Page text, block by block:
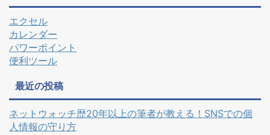
エクセル
カレンダー
パワーポイント
便利ツール
最近の投稿
ネットウォッチ歴20年以上の筆者が教える！SNSでの個
人情報の守り方